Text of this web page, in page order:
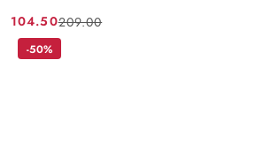
Cena
promocyjna:
104.50
Cena
przed
209.00
-50%